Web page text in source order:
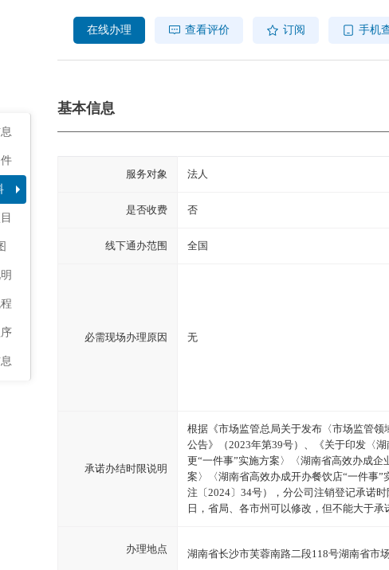
在线办理 查看评价 订阅 手机
基本信息
服务对象 法人
是否收费 否
线下通办范围 全国
必需现场办理原因 无
承诺办结时限说明
根据《市场监管总局关于发布〈市场监管领
公告》（2023年第39号）、《关于印发〈
更“一件事”实施方案〉〈湖南省高效办成企
案〉〈湖南省高效办成开办餐饮店“一件事
注〔2024〕34号），分公司注销登记承诺
日，省局、各市州可以修改，但不能大于承
办理地点 湖南省长沙市芙蓉南路二段118号湖南省市